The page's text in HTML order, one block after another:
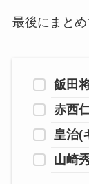
最後にまとめ
飯田
赤西
皇治(
山崎